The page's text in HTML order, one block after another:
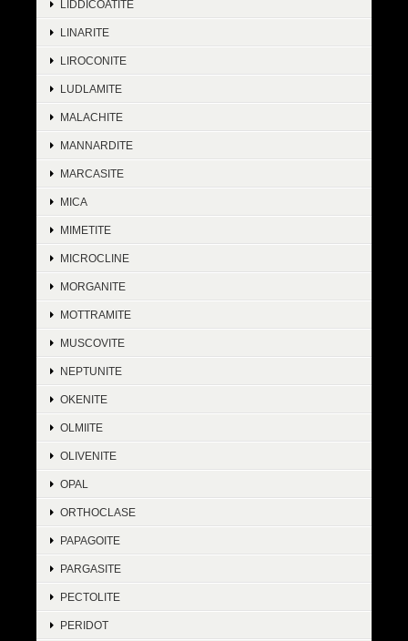
LIDDICOATITE
LINARITE
LIROCONITE
LUDLAMITE
MALACHITE
MANNARDITE
MARCASITE
MICA
MIMETITE
MICROCLINE
MORGANITE
MOTTRAMITE
MUSCOVITE
NEPTUNITE
OKENITE
OLMIITE
OLIVENITE
OPAL
ORTHOCLASE
PAPAGOITE
PARGASITE
PECTOLITE
PERIDOT